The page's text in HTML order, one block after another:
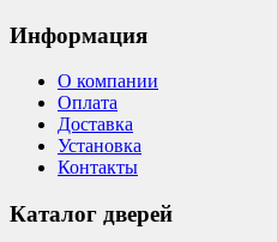
Информация
О компании
Оплата
Доставка
Установка
Контакты
Каталог дверей